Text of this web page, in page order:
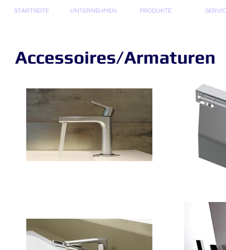
STARTSEITE UNTERNEHMEN PRODUKTE
Accessoires/Armaturen